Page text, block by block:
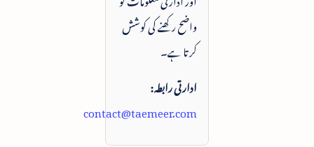
واضح رکھنے کی کوشش
کرتا ہے۔
ادارتی رابطہ:
contact@taemeer.com